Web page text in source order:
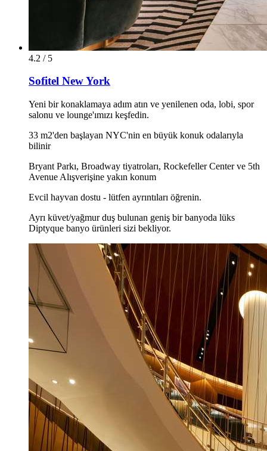
4.2 / 5
Sofitel New York
Yeni bir konaklamaya adım atın ve yenilenen oda, lobi, spor
salonu ve lounge'ımızı keşfedin.
33 m2'den başlayan NYC'nin en büyük konuk odalarıyla
bilinir
Bryant Parkı, Broadway tiyatroları, Rockefeller Center ve 5th
Avenue Alışverişine yakın konum
Evcil hayvan dostu - lütfen ayrıntıları öğrenin.
Ayrı küvet/yağmur duş bulunan geniş bir banyoda lüks
Diptyque banyo ürünleri sizi bekliyor.